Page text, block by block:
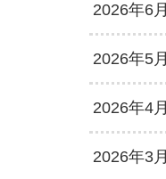
2026年6月
2026年5月
2026年4月
2026年3月